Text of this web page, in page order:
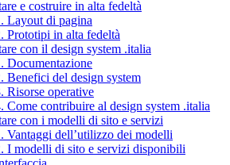
e costruire in alta fedeltà
Layout di pagina
Prototipi in alta fedeltà
con il design system .italia
Documentazione
Benefici del design system
Risorse operative
Come contribuire al design system .italia
con i modelli di sito e servizi
Vantaggi dell’utilizzo dei modelli
I modelli di sito e servizi disponibili